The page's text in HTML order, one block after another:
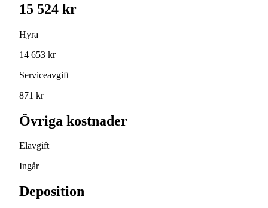
15 524 kr
Hyra
14 653 kr
Serviceavgift
871 kr
Övriga kostnader
Elavgift
Ingår
Deposition